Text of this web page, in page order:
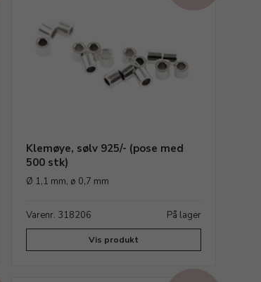
Klemøye, sølv 925/- (pose med
500 stk)
Ø 1,1 mm, ø 0,7 mm
Varenr. 318206 På lager
Vis produkt